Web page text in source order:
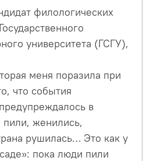
филологических
университета (ГСГУ),
меня поразила при
что события
в
женились,
рушилась… Это как у
пока люди пили